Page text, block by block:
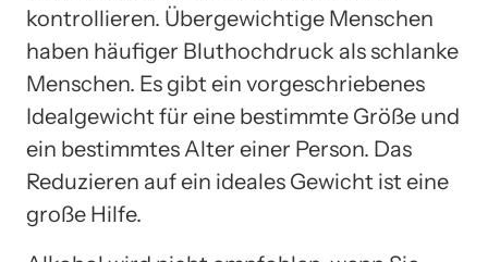
kontrollieren. Übergewichtige Menschen
haben häufiger Bluthochdruck als schlanke
Menschen. Es gibt ein vorgeschriebenes
Idealgewicht für eine bestimmte Größe und
ein bestimmtes Alter einer Person. Das
Reduzieren auf ein ideales Gewicht ist eine
große Hilfe.